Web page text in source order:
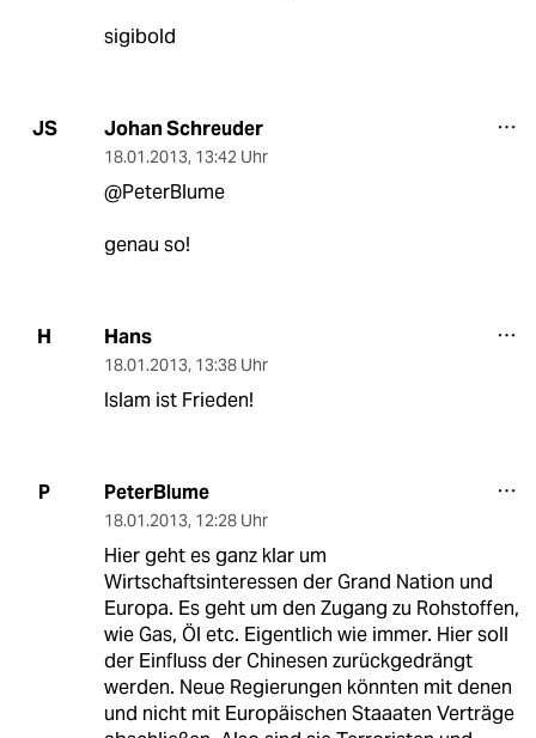
sigibold
JS Johan Schreuder
18.01.2013, 13:42 Uhr
@PeterBlume
genau so!
H Hans
18.01.2013, 13:38 Uhr
Islam ist Frieden!
P PeterBlume
18.01.2013, 12:28 Uhr
Hier geht es ganz klar um
Wirtschaftsinteressen der Grand Nation und
Europa. Es geht um den Zugang zu Rohstoffen,
wie Gas, Öl etc. Eigentlich wie immer. Hier soll
der Einfluss der Chinesen zurückgedrängt
werden. Neue Regierungen könnten mit denen
und nicht mit Europäischen Staaaten Verträge